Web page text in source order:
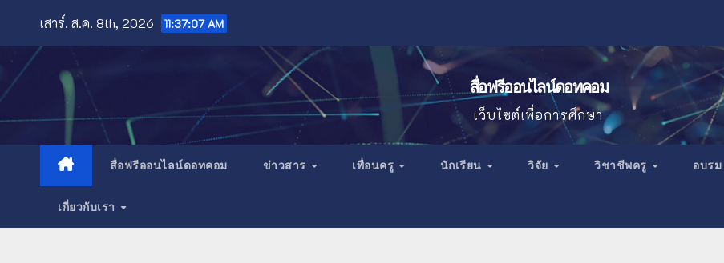
content
เสาร์. ส.ค. 8th, 2026 11:37:09 AM
สื่อฟรีออนไลน์ดอทคอม
เว็บไซต์เพื่อการศึกษา
สื่อฟรีออนไลน์ดอทคอม ข่าวสาร เพื่อนครู นักเรียน วิจัย วิชาชีพครู อบรม
เกี่ยวกับเรา